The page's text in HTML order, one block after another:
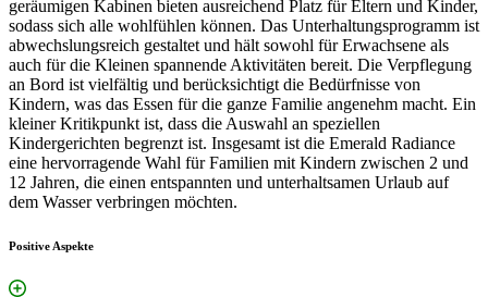
geräumigen Kabinen bieten ausreichend Platz für Eltern und Kinder,
sodass sich alle wohlfühlen können. Das Unterhaltungsprogramm ist
abwechslungsreich gestaltet und hält sowohl für Erwachsene als
auch für die Kleinen spannende Aktivitäten bereit. Die Verpflegung
an Bord ist vielfältig und berücksichtigt die Bedürfnisse von
Kindern, was das Essen für die ganze Familie angenehm macht. Ein
kleiner Kritikpunkt ist, dass die Auswahl an speziellen
Kindergerichten begrenzt ist. Insgesamt ist die Emerald Radiance
eine hervorragende Wahl für Familien mit Kindern zwischen 2 und
12 Jahren, die einen entspannten und unterhaltsamen Urlaub auf
dem Wasser verbringen möchten.
Positive Aspekte